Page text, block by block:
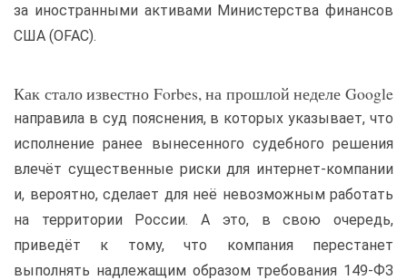
за иностранными активами Министерства финансов
США (OFAC).
Как стало известно Forbes, на прошлой неделе Google
направила в суд пояснения, в которых указывает, что
исполнение ранее вынесенного судебного решения
влечёт существенные риски для интернет-компании
и, вероятно, сделает для неё невозможным работать
на территории России. А это, в свою очередь,
приведёт к тому, что компания перестанет
выполнять надлежащим образом требования 149-ФЗ